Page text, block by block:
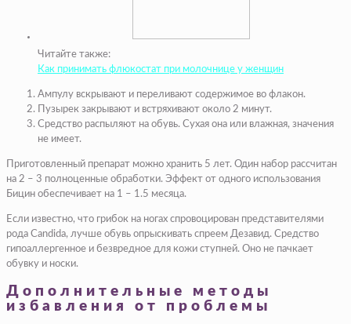
Читайте также:
Как принимать флюкостат при молочнице у женщин
Ампулу вскрывают и переливают содержимое во флакон.
Пузырек закрывают и встряхивают около 2 минут.
Средство распыляют на обувь. Сухая она или влажная, значения
не имеет.
Приготовленный препарат можно хранить 5 лет. Один набор рассчитан
на 2 – 3 полноценные обработки. Эффект от одного использования
Бицин обеспечивает на 1 – 1.5 месяца.
Если известно, что грибок на ногах спровоцирован представителями
рода Candida, лучше обувь опрыскивать спреем Дезавид. Средство
гипоаллергенное и безвредное для кожи ступней. Оно не пачкает
обувку и носки.
Дополнительные методы
избавления от проблемы